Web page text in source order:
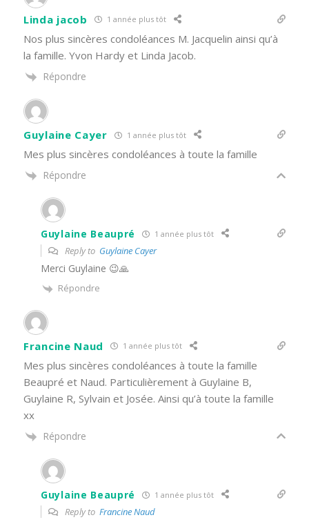
Linda jacob 1 année plus tôt
Nos plus sincères condoléances M. Jacquelin ainsi qu’à
la famille. Yvon Hardy et Linda Jacob.
Répondre
Guylaine Cayer 1 année plus tôt
Mes plus sincères condoléances à toute la famille
Répondre
Guylaine Beaupré 1 année plus tôt
Reply to Guylaine Cayer
Merci Guylaine 😉🙏
Répondre
Francine Naud 1 année plus tôt
Mes plus sincères condoléances à toute la famille
Beaupré et Naud. Particulièrement à Guylaine B,
Guylaine R, Sylvain et Josée. Ainsi qu’à toute la famille
xx
Répondre
Guylaine Beaupré 1 année plus tôt
Reply to Francine Naud